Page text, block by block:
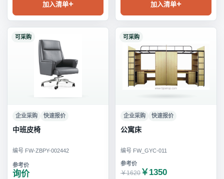
加入清单 加入清单
可采购
企业采购 快速报价
中班皮椅
编号 FW-ZBPY-002442
询价
可采购
企业采购 快速报价
公寓床
编号 FW_GYC-011
￥1620 ￥1350